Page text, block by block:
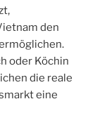
den
oder Köchin
die reale
eine